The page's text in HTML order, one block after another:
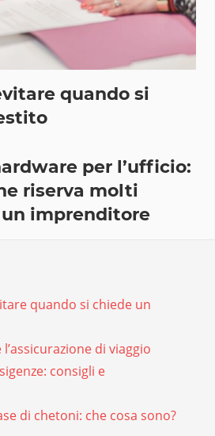
quando si
per l’ufficio:
riserva molti
imprenditore
quando si chiede un
di viaggio
consigli e
di chetoni: che cosa sono?